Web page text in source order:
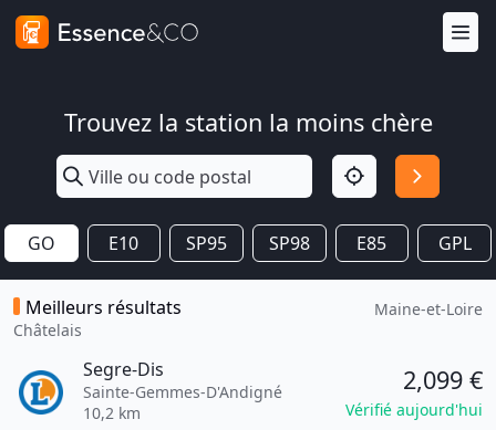
Trouvez la station la moins chère
GO E10 SP95 SP98 E85 GPL
Meilleurs résultats
Châtelais
Maine-et-Loire
Segre-Dis
Sainte-Gemmes-D'Andigné
10,2 km
2,099 €
Vérifié aujourd'hui